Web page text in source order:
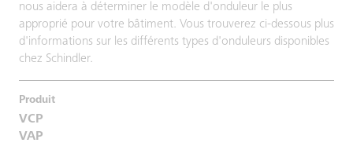
nous aidera à déterminer le modèle d'onduleur le plus
approprié pour votre bâtiment. Vous trouverez ci-dessous plus
d'informations sur les différents types d'onduleurs disponibles
chez Schindler.
VCP
VAP